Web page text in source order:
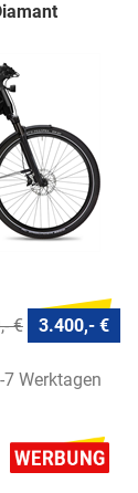
€ 3.400,- €
Werktagen